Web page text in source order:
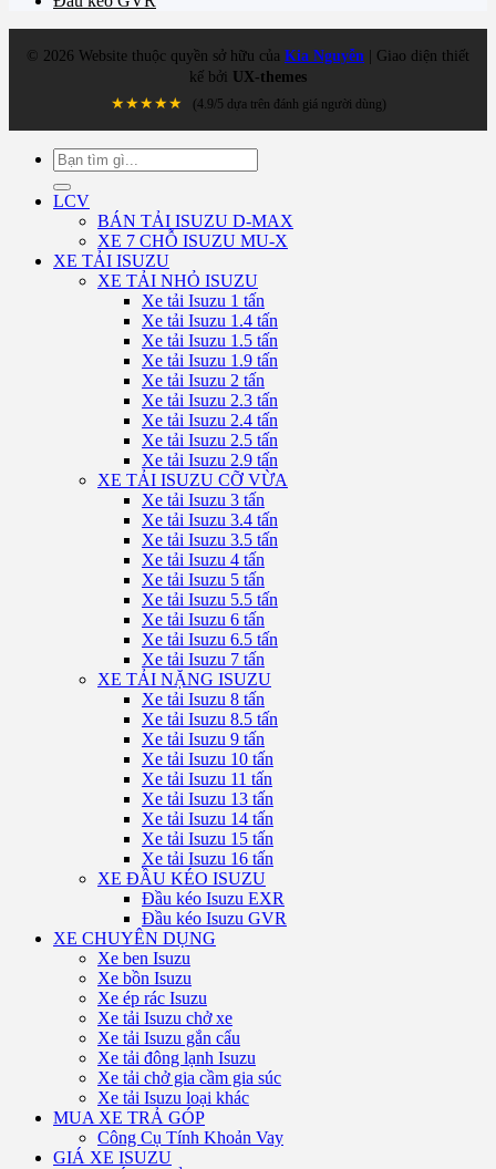
© 2026 Website thuộc quyền sở hữu của Kia Nguyễn | Giao diện thiết
kế bởi UX-themes
★★★★★
(4.9/5 dựa trên đánh giá người dùng)
Tìm
kiếm:
LCV
BÁN TẢI ISUZU D-MAX
XE 7 CHỖ ISUZU MU-X
XE TẢI ISUZU
XE TẢI NHỎ ISUZU
Xe tải Isuzu 1 tấn
Xe tải Isuzu 1.4 tấn
Xe tải Isuzu 1.5 tấn
Xe tải Isuzu 1.9 tấn
Xe tải Isuzu 2 tấn
Xe tải Isuzu 2.3 tấn
Xe tải Isuzu 2.4 tấn
Xe tải Isuzu 2.5 tấn
Xe tải Isuzu 2.9 tấn
XE TẢI ISUZU CỠ VỪA
Xe tải Isuzu 3 tấn
Xe tải Isuzu 3.4 tấn
Xe tải Isuzu 3.5 tấn
Xe tải Isuzu 4 tấn
Xe tải Isuzu 5 tấn
Xe tải Isuzu 5.5 tấn
Xe tải Isuzu 6 tấn
Xe tải Isuzu 6.5 tấn
Xe tải Isuzu 7 tấn
XE TẢI NẶNG ISUZU
Xe tải Isuzu 8 tấn
Xe tải Isuzu 8.5 tấn
Xe tải Isuzu 9 tấn
Xe tải Isuzu 10 tấn
Xe tải Isuzu 11 tấn
Xe tải Isuzu 13 tấn
Xe tải Isuzu 14 tấn
Xe tải Isuzu 15 tấn
Xe tải Isuzu 16 tấn
XE ĐẦU KÉO ISUZU
Đầu kéo Isuzu EXR
Đầu kéo Isuzu GVR
XE CHUYÊN DỤNG
Xe ben Isuzu
Xe bồn Isuzu
Xe ép rác Isuzu
Xe tải Isuzu chở xe
Xe tải Isuzu gắn cẩu
Xe tải đông lạnh Isuzu
Xe tải chở gia cầm gia súc
Xe tải Isuzu loại khác
MUA XE TRẢ GÓP
Công Cụ Tính Khoản Vay
GIÁ XE ISUZU